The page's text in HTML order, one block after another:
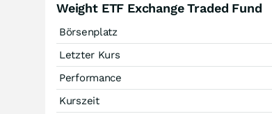
Weight ETF Exchange Traded Fund
Börsenplatz
Letzter Kurs
Performance
Kurszeit